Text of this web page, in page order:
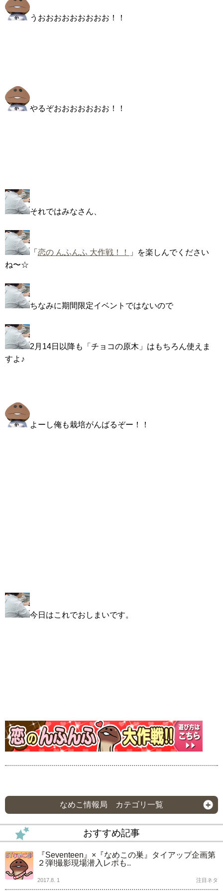
うおおおおおおおおお！！
やるぞおおおおおおお！！
それではみなさん、
「 恋の んふんふ 大作戦！！
」を楽しんでください
ね〜☆
ちなみに期間限定イベントではないので
2月14日以降も「チョコの原木」はもちろん使えま
すよ♪
よーし俺も栽培がんばるぞー！！
今日はこれでおしまいです。
なめこ情報局 カテゴリ一覧
おすすめ記事
『Seventeen』×『なめこの巣』タイアップ企画第
２弾!撮影現場潜入レポも..
2017.8. 1 注目ネタ